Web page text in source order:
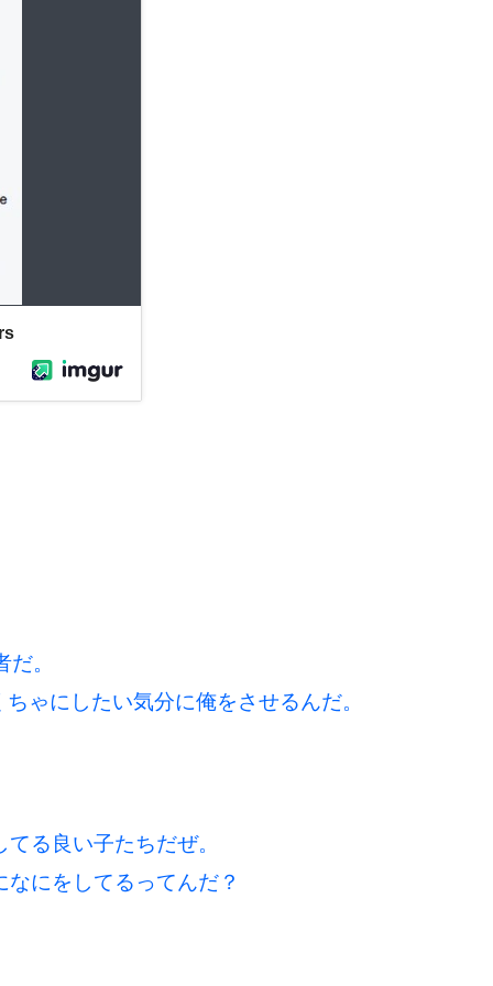
。
ゃにしたい気分に俺をさせるんだ。
る良い子たちだぜ。
にをしてるってんだ？